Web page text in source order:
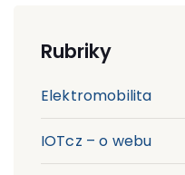
Rubriky
Elektromobilita
IOTcz – o webu